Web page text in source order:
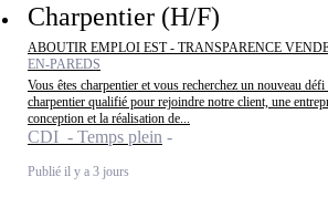
Charpentier (H/F)
ABOUTIR EMPLOI EST - TRANSPARENCE
EN-PAREDS
Vous êtes charpentier et vous recherchez un nouveau
charpentier qualifié pour rejoindre notre client, une
conception et la réalisation de...
CDI - Temps plein
Publié il y a 3 jours